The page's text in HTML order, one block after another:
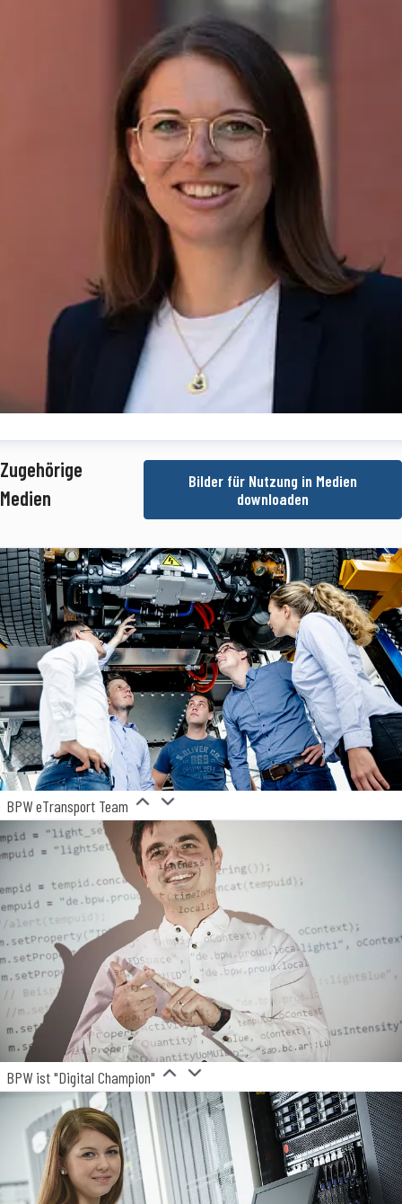
Teknik) bis hin zu benutzerfreundlichen Telematik-Anwendungen
für Truck und Trailer (idem telematics). Die Technologien und
Dienstleistungen der BPW Gruppe ermöglichen wirtschaftliche
Produktionsabläufe bei den Herstellern und schaffen höchste
Transparenz in den Verlade- und Transportprozessen für ein
effizientes Flottenmanagement der Fahrzeugbetreiber. Weltweit
verfügt die inhabergeführte Unternehmensgruppe BPW über 70
Gesellschaften und beschäftigt rund 7.000 Mitarbeiter.
www.bpw.de
Teamkoordinatorin Medienmanagement Presse- und
SimonN@bpw.de+49 (0) 2262 78-1909
Zugehörige
Medien
Bilder für Nutzung in Medien
downloaden
BPW eTransport Team
BPW ist "Digital Champion"